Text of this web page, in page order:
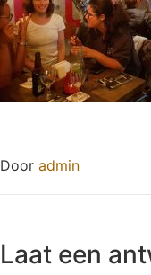
Door admin
Laat een